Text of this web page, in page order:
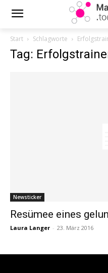
Start Schlagworte
Tag:
Newsticker
Resümee eines
Laura Langer - 23. März 2016